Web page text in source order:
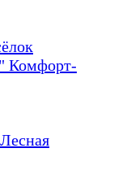
Комфорт-